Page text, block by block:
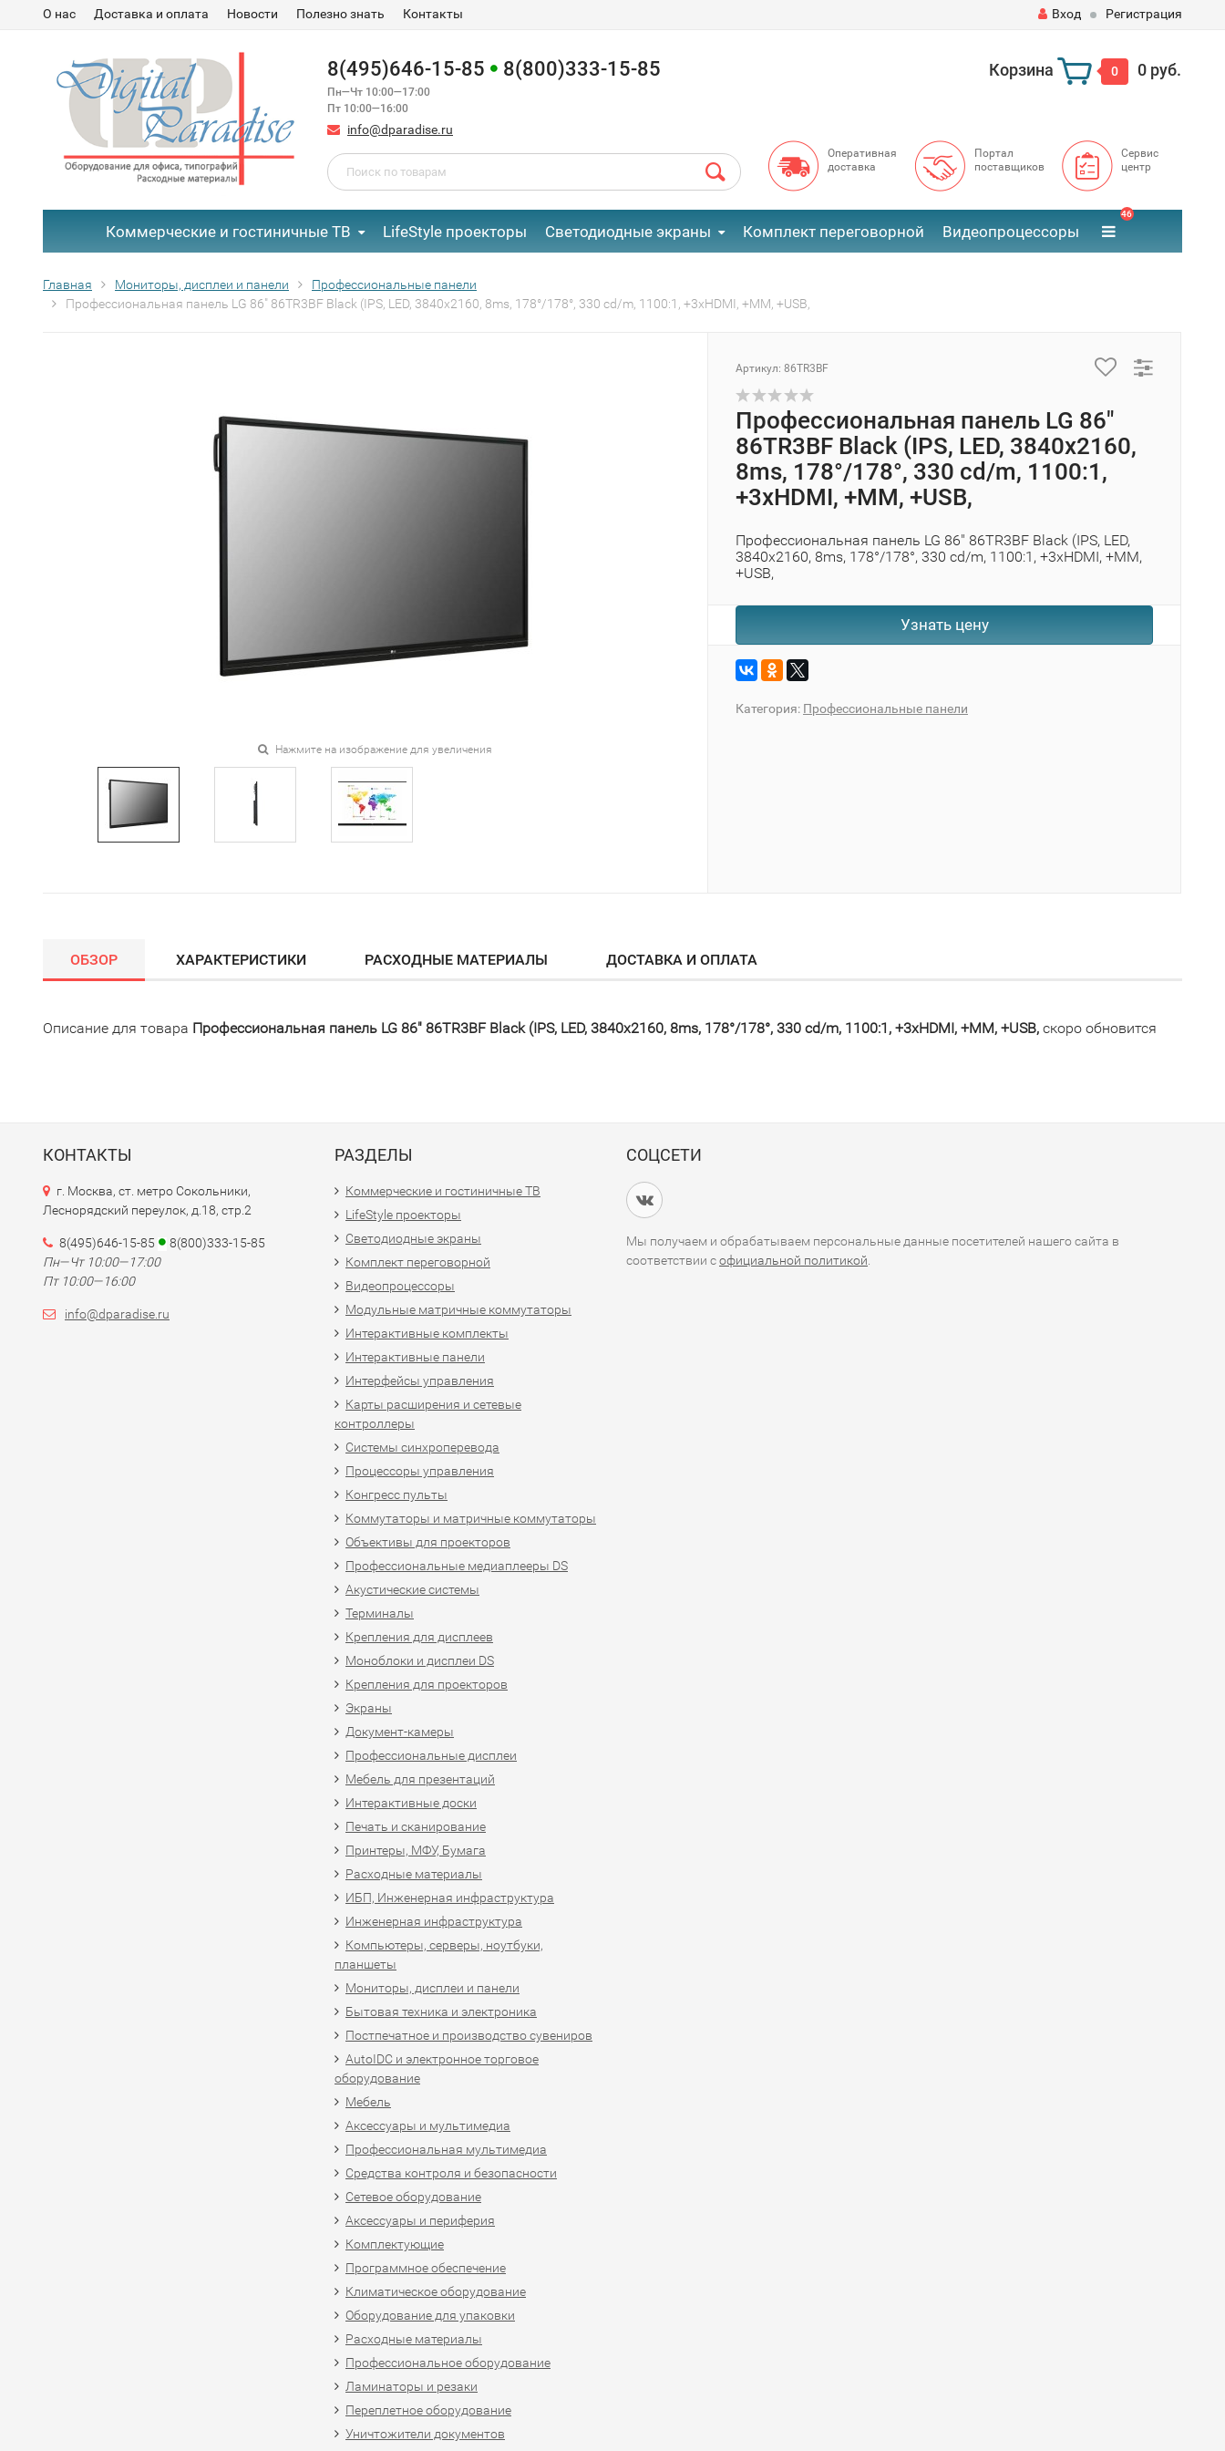
О нас Доставка и оплата Новости Полезно знать Контакты Вход Регистрация
8(495)646-15-85 8(800)333-15-85
Пн—Чт 10:00—17:00
Пт 10:00—16:00
info@dparadise.ru
Корзина 0 0 руб.
Оперативная
доставка
Портал
поставщиков
Сервис
центр
Коммерческие и гостиничные ТВ LifeStyle проекторы Светодиодные экраны Комплект переговорной Видеопроцессоры
46
Главная Мониторы, дисплеи и панели
Профессиональные панели
Профессиональная панель LG 86" 86TR3BF Black (IPS, LED, 3840x2160, 8ms, 178°/178°, 330 cd/m, 1100:1, +3хHDMI, +MM, +USB,
Нажмите на изображение для увеличения
Артикул: 86TR3BF
Профессиональная панель LG 86"
86TR3BF Black (IPS, LED, 3840x2160,
8ms, 178°/178°, 330 cd/m, 1100:1,
+3хHDMI, +MM, +USB,
Профессиональная панель LG 86" 86TR3BF Black (IPS, LED,
3840x2160, 8ms, 178°/178°, 330 cd/m, 1100:1, +3хHDMI, +MM,
+USB,
Узнать цену
Категория: Профессиональные панели
ОБЗОР ХАРАКТЕРИСТИКИ РАСХОДНЫЕ МАТЕРИАЛЫ ДОСТАВКА И ОПЛАТА
Описание для товара Профессиональная панель LG 86" 86TR3BF Black (IPS, LED, 3840x2160, 8ms, 178°/178°, 330 cd/m, 1100:1, +3хHDMI, +MM, +USB, скоро обновится
КОНТАКТЫ
г. Москва, ст. метро Сокольники,
Леснорядский переулок, д.18, стр.2
8(495)646-15-85
8(800)333-15-85
Пн—Чт 10:00—17:00
Пт 10:00—16:00
info@dparadise.ru
РАЗДЕЛЫ
Коммерческие и гостиничные ТВ
LifeStyle проекторы
Светодиодные экраны
Комплект переговорной
Видеопроцессоры
Модульные матричные коммутаторы
Интерактивные комплекты
Интерактивные панели
Интерфейсы управления
Карты расширения и сетевые
контроллеры
Системы синхроперевода
Процессоры управления
Конгресс пульты
Коммутаторы и матричные коммутаторы
Объективы для проекторов
Профессиональные медиаплееры DS
Акустические системы
Терминалы
Крепления для дисплеев
Моноблоки и дисплеи DS
Крепления для проекторов
Экраны
Документ-камеры
Профессиональные дисплеи
Мебель для презентаций
Интерактивные доски
Печать и сканирование
Принтеры, МФУ, Бумага
Расходные материалы
ИБП, Инженерная инфраструктура
Инженерная инфраструктура
Компьютеры, серверы, ноутбуки,
планшеты
Мониторы, дисплеи и панели
Бытовая техника и электроника
Постпечатное и производство сувениров
AutoIDC и электронное торговое
оборудование
Мебель
Аксессуары и мультимедиа
Профессиональная мультимедиа
Средства контроля и безопасности
Сетевое оборудование
Аксессуары и периферия
Комплектующие
Программное обеспечение
Климатическое оборудование
Оборудование для упаковки
Расходные материалы
Профессиональное оборудование
Ламинаторы и резаки
Переплетное оборудование
Уничтожители документов
СОЦСЕТИ
Мы получаем и обрабатываем персональные данные посетителей нашего сайта в
соответствии софициальной политикой